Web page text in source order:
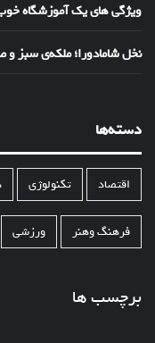
ویژگی های یک آموزشگاه
نخل شامادورا؛ ملکه‌ی سبز و
دسته‌ها
اقتصاد تکنولوژی
فرهنگ وهنر ورزشی
برچسب ها